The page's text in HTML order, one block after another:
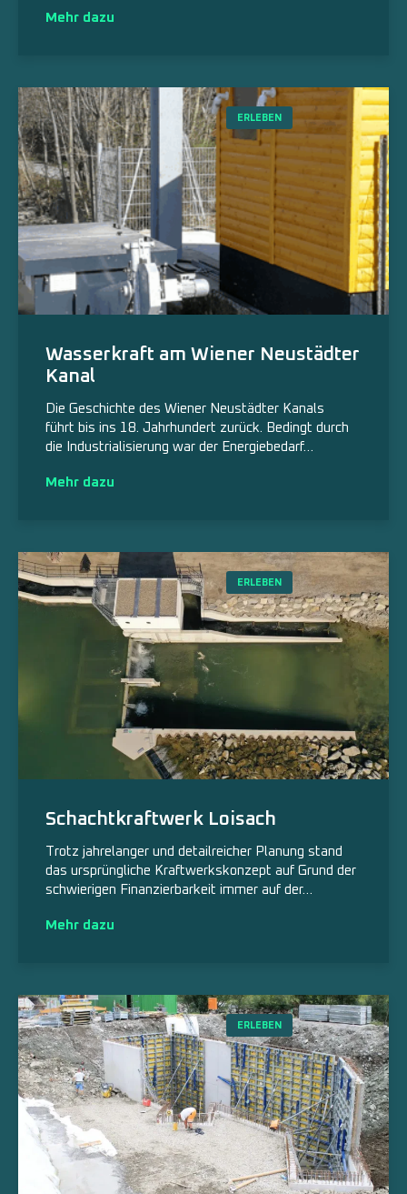
Mehr dazu
ERLEBEN
Wasserkraft am Wiener Neustädter
Kanal
Die Geschichte des Wiener Neustädter Kanals
führt bis ins 18. Jahrhundert zurück. Bedingt durch
die Industrialisierung war der Energiebedarf…
Mehr dazu
ERLEBEN
Schachtkraftwerk Loisach
Trotz jahrelanger und detailreicher Planung stand
das ursprüngliche Kraftwerkskonzept auf Grund der
schwierigen Finanzierbarkeit immer auf der…
Mehr dazu
ERLEBEN